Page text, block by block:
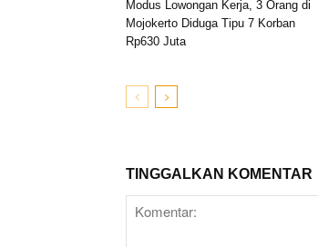
Modus Lowongan Kerja, 3 Orang di
Mojokerto Diduga Tipu 7 Korban
Rp630 Juta
TINGGALKAN KOMENTAR